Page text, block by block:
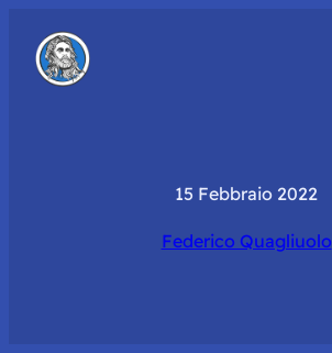
15 Febbraio 2022
Federico Quagliuolo